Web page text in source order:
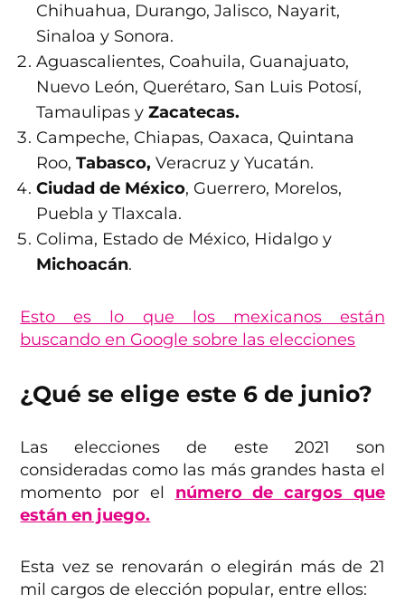
Chihuahua, Durango, Jalisco, Nayarit,
Sinaloa y Sonora.
Aguascalientes, Coahuila, Guanajuato,
Nuevo León, Querétaro, San Luis Potosí,
Tamaulipas yZacatecas.
Campeche, Chiapas, Oaxaca, Quintana
Roo,Tabasco, Veracruz y Yucatán.
Ciudad de México, Guerrero, Morelos,
Puebla y Tlaxcala.
Colima, Estado de México, Hidalgo y
Michoacán.
Esto es lo que los mexicanos están
buscando en Google sobre las elecciones
¿Qué se elige este 6 de junio?
Las elecciones de este 2021 son
consideradas como las más grandes hasta el
momento por el número de cargos que
están en juego.
Esta vez se renovarán o elegirán más de 21
mil cargos de elección popular, entre ellos: